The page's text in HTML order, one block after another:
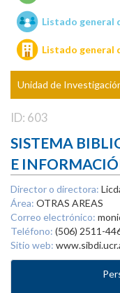
Unidades de
Listado general
Listado general
Unidad de
ID: 603
SISTEMA
E
Director o directora:
Área: OTRAS AREAS
Correo electrónico:
Teléfono: (506) 2511-
Sitio web: